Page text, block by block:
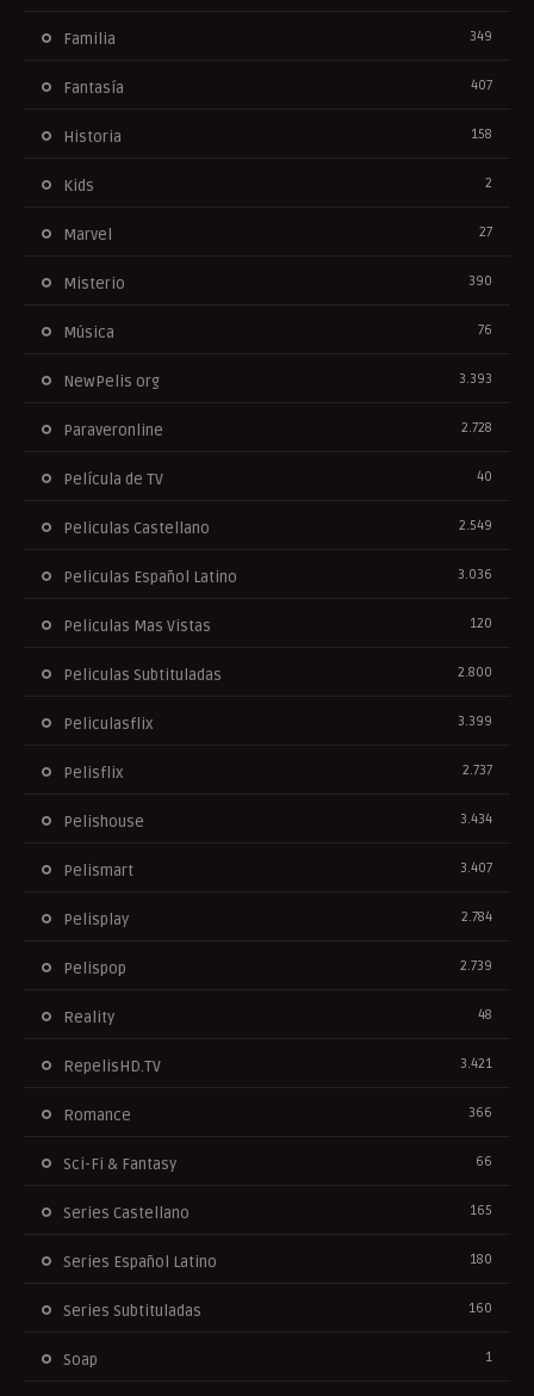
Familia 349
Fantasía 407
Historia 158
Kids 2
Marvel 27
Misterio 390
Música 76
NewPelis org 3.393
Paraveronline 2.728
Película de TV 40
Peliculas Castellano 2.549
Peliculas Español Latino 3.036
Peliculas Mas Vistas 120
Peliculas Subtituladas 2.800
Peliculasflix 3.399
Pelisflix 2.737
Pelishouse 3.434
Pelismart 3.407
Pelisplay 2.784
Pelispop 2.739
Reality 48
RepelisHD.TV 3.421
Romance 366
Sci-Fi & Fantasy 66
Series Castellano 165
Series Español Latino 180
Series Subtituladas 160
Soap 1